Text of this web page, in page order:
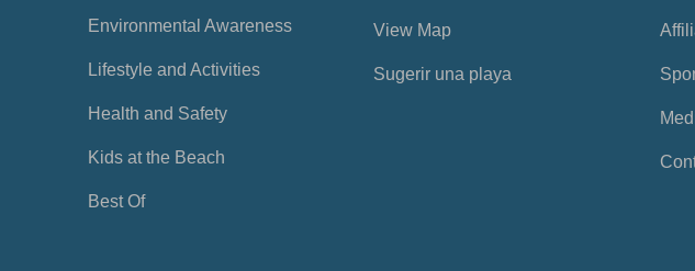
Environmental Awareness
Lifestyle and Activities
Health and Safety
Kids at the Beach
Best Of
View Map
Sugerir una playa